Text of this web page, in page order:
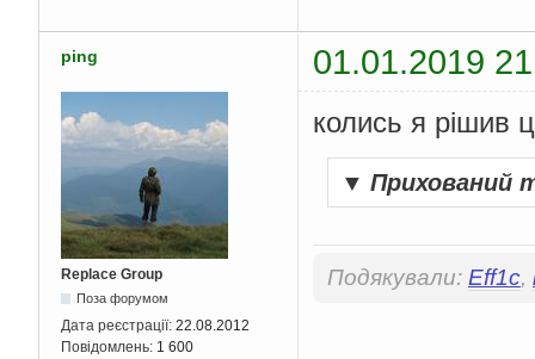
ping 01.01.2019
Replace Group
Поза форумом
Дата реєстрації: 22.08.2012
Повідомлень: 1 600
колись я рішив
▼ Прихований
Подякували: Eff1c,